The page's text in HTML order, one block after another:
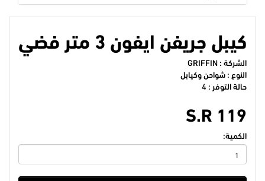
كيبل جريفن ايفون 3 متر فضي
الشركة :GRIFFIN
النوع : شواحن وكيابل
حالة التوفر : 4
S.R 119
الكمية: